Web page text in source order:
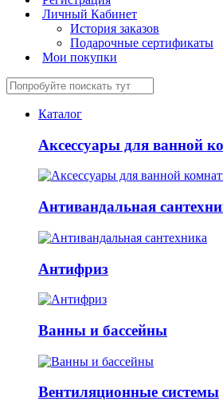
Личный Кабинет
История заказов
Подарочные сертификаты
Мои покупки
Каталог
Аксессуары для ванной
Антивандальная
Антифриз
Ванны и бассейны
Вентиляционные системы